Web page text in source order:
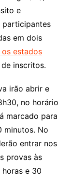
e
participantes
em dois
estados
inscritos.
irão abrir e
no horário
marcado para
minutos. No
entrar nos
provas às
e 30